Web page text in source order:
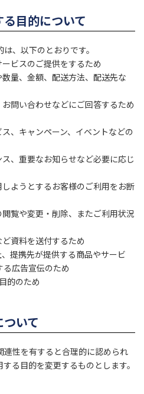
目的について
、以下のとおりです。
ビスのご提供をするため
量、金額、配送方法、配送先な
問い合わせなどにご回答するため
、キャンペーン、イベントなどの
、重要なお知らせなど必要に応じ
ようとするお客様のご利用をお断
覧や変更・削除、またご利用状況
資料を送付するため
提携先が提供する商品やサービ
広告宣伝のため
的のため
いて
性を有すると合理的に認められ
る目的を変更するものとします。